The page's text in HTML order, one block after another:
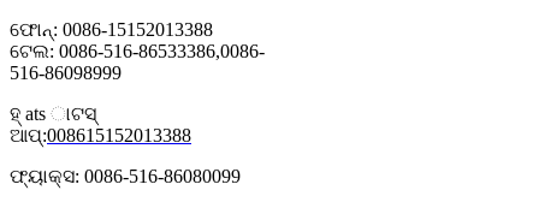
ଫୋନ୍: 0086-15152013388
ଟେଲ: 0086-516-86533386,0086-
516-86098999
ହ୍ ats ାଟସ୍
ଆପ୍:008615152013388
ଫ୍ୟାକ୍ସ: 0086-516-86080099